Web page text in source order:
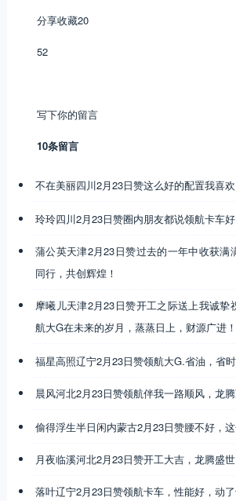
分享收藏20
52
写下你的留言
10条留言
不在美丽四川2月23日赞这么好的配置我喜欢
玲玲四川2月23日赞圈内朋友都说领航卡车好
蒲公英天津2月23日赞过去的一年中收获满
同行，共创辉煌！
摩曦儿天津2月23日赞开工之际送上我诚挚
航大G在未来的岁月，蒸蒸日上，财源广进！
福星高照辽宁2月23日赞领航大G.省油，省
晨风河北2月23日赞领航伴我一路顺风，龙
偷得浮生半日闲内蒙古2月23日赞腰不好，
月夜临溪河北2月23日赞开工大吉，龙腾盛
落叶辽宁2月23日赞领航卡车，性能好，动